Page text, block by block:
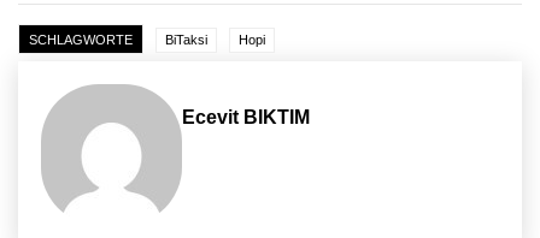
SCHLAGWORTE BiTaksi Hopi
Ecevit BIKTIM